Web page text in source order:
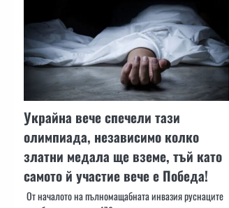
Украйна вече спечели тази
олимпиада, независимо колко
златни медала ще вземе, тъй като
самото й участие вече е Победа!
От началото на пълномащабната инвазия руснаците